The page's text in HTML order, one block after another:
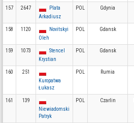
157 2647
Plata
Arkadiusz
POL Gdynia
158 1120
Novitskyi
Oleh
POL Gdansk
159 1073
Stencel
Krystian
POL Gdansk
160
251
Kuropatwa
Łukasz
POL Rumia
161
139
Niewiadomski
Patryk
POL Czarlin